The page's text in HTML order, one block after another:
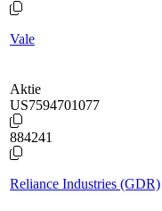
Vale
Aktie
US7594701077
884241
Reliance Industries (GDR)